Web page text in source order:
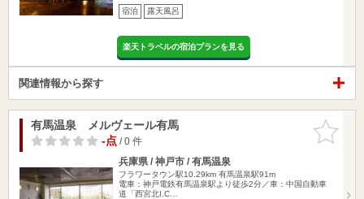
宿泊 露天風呂
楽天トラベルの宿泊プランを見る
関連情報から探す
お気に入
りに追加
有馬温泉 メルヴェール有馬
-点/ 0 件
兵庫県 / 神戸市 / 有馬温泉
フラワータウン駅10.29km 有馬温泉駅91m
電車：神戸電鉄有馬温泉駅より徒歩2分／車：中国自動車
道「西宮北I.C…